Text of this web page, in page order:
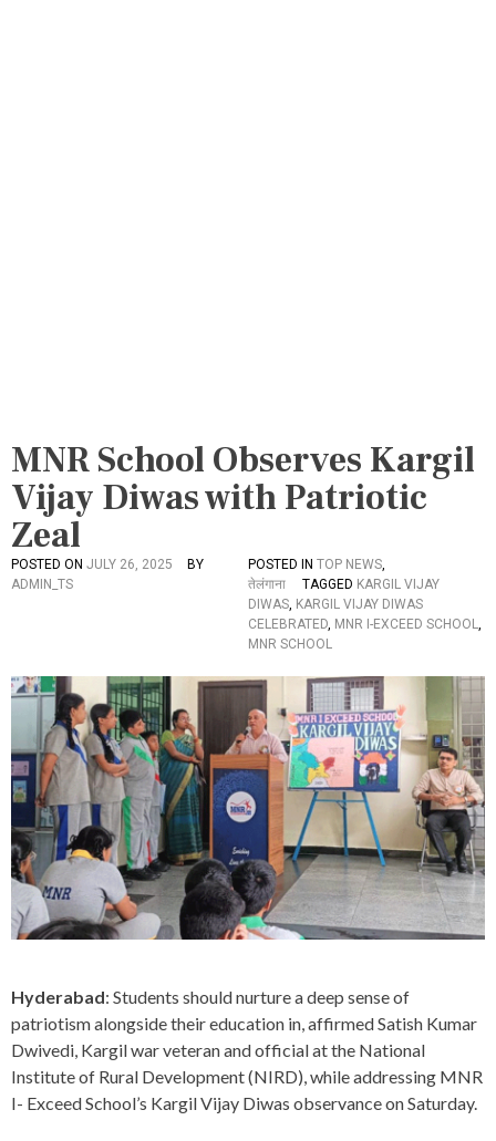
MNR School Observes Kargil
Vijay Diwas with Patriotic
Zeal
POSTED ON JULY 26, 2025
BY
ADMIN_TS
POSTED IN TOP NEWS,
तेलंगाना
TAGGED KARGIL VIJAY
DIWAS, KARGIL VIJAY DIWAS
CELEBRATED, MNR I-EXCEED SCHOOL,
MNR SCHOOL
Hyderabad: Students should nurture a deep sense of
patriotism alongside their education in, affirmed Satish Kumar
Dwivedi, Kargil war veteran and official at the National
Institute of Rural Development (NIRD), while addressing MNR
I- Exceed School’s Kargil Vijay Diwas observance on Saturday.